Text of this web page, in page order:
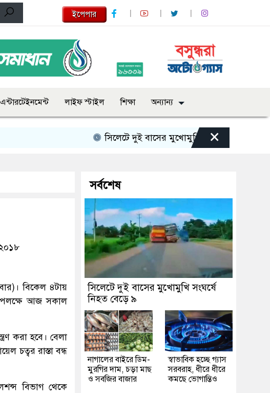
ইপেপার
এন্টারটেইনমেন্ট লাইফ স্টাইল শিক্ষা অন্যান্য
সিলেটে দুই বাসের মুখোমুখি সংঘর্ষে নিহত বেড়ে ৯
×
বিকেল ৪টায়
আজ সকাল
করা হবে। বেলা
চত্বর রাস্তা বন্ধ
বিভাগ থেকে
সর্বশেষ
সিলেটে দুই বাসের মুখোমুখি সংঘর্ষে
নিহত বেড়ে ৯
নাগালের বাইরে ডিম-
মুরগির দাম, চড়া মাছ
ও সবজির বাজার
স্বাভাবিক হচ্ছে গ্যাস
সরবরাহ, ধীরে ধীরে
কমছে ভোগান্তিও